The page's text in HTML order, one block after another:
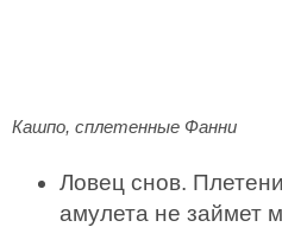
Кашпо, сплетенные Фанни
Ловец снов.
амулета не займет